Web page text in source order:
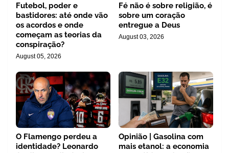
Futebol, poder e
bastidores: até onde vão
os acordos e onde
começam as teorias da
conspiração?
August 05, 2026
Fé não é sobre religião, é
sobre um coração
entregue a Deus
August 03, 2026
O Flamengo perdeu a
identidade? Leonardo
Opinião | Gasolina com
mais etanol: a economia